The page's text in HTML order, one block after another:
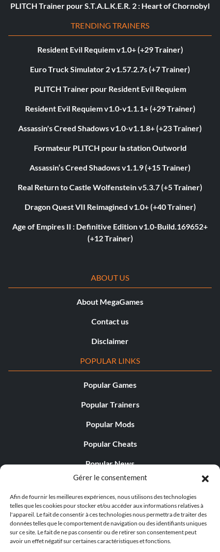
Gérer le consentement
Afin de fournir les meilleures expériences, nous utilisons des technologies
telles que les cookies pour stocker et/ou accéder aux informations relatives à
l'appareil. Le fait de consentir à ces technologies nous permettra de traiter des
données telles que le comportement de navigation ou des identifiants uniques
sur ce site. Le fait de ne pas consentir ou de retirer son consentement peut
avoir un effet négatif sur certaines caractéristiques et fonctions.
PLITCH Trainer pour S.T.A.L.K.E.R. 2 : Heart of Chornobyl
TRENDING TRAINERS
Resident Evil Requiem v1.0+ (+29 Trainer)
Euro Truck Simulator 2 v1.57.2.7s (+7 Trainer)
PLITCH Trainer pour Resident Evil Requiem
Resident Evil Requiem v1.0-v1.1.1+ (+29 Trainer)
Assassin's Creed Shadows v1.0-v1.1.8+ (+23 Trainer)
Formateur PLITCH pour la station Outworld
Assassin’s Creed Shadows v1.1.9 (+15 Trainer)
Real Return to Castle Wolfenstein v5.3.7 (+5 Trainer)
Dragon Quest VII Reimagined v1.0+ (+40 Trainer)
Age of Empires II : Definitive Edition v1.0-Build.169652+
(+12 Trainer)
ABOUT US
About MegaGames
Contact us
Disclaimer
POPULAR LINKS
Popular Games
Popular Trainers
Popular Mods
Popular Cheats
Popular News
Popular Editorials
Popular Free Games
LATEST UPDATES